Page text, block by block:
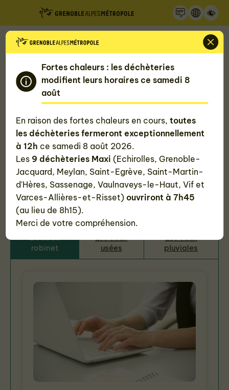
Panneau de gestion des cookies
Fortes chaleurs : les déchèteries
modifient leurs horaires ce samedi 8
août
En raison des fortes chaleurs en cours,toutes
les déchèteries fermeront exceptionnellement
à 12h ce samedi 8 août 2026.
Les 9 déchèteries Maxi (Echirolles, Grenoble-
Jacquard, Meylan, Saint-Egrève, Saint-Martin-
d'Hères, Sassenage, Vaulnaveys-le-Haut, Vif et
Varces-Allières-et-Risset) ouvriront à 7h45
(au lieu de 8h15).
Merci de votre compréhension.
Accueil Mon quotidien, ma Métropole
Gérer mon eau
La métropole grenobloise dispose d'une eau d'une
qualité exceptionnelle. Une richesse à protéger… et
à économiser !
Grenoble Alpes Métropole est responsable de
l'ensemble du cycle de l'eau sur les 49 communes de
son territoire.
Découvrez nos différentes rubriques :
L'eau du
robinet
Les eaux
usées
Les eaux
pluviales